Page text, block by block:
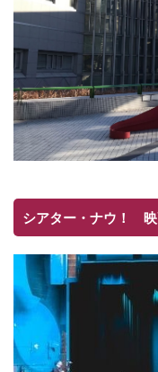
シアター・ナウ！ 映